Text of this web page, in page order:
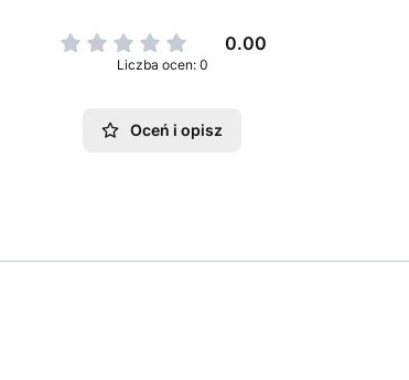
0.00
Liczba ocen: 0
Oceń i opisz